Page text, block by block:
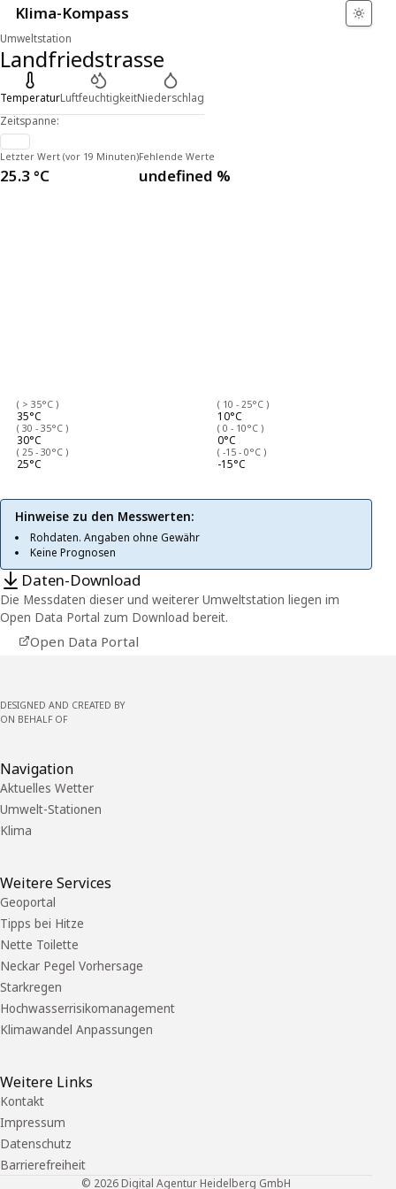
Klima-Kompass
Umweltstation
Landfriedstrasse
TemperaturLuftfeuchtigkeitNiederschlag
Zeitspanne:
Letzter Wert (vor 19 Minuten)
25.3 °C
Fehlende Werte
undefined %
( > 35°C )
35°C
( 30 - 35°C )
30°C
( 25 - 30°C )
25°C
( 10 - 25°C )
10°C
( 0 - 10°C )
0°C
( -15 - 0°C )
-15°C
Hinweise zu den Messwerten:
Rohdaten. Angaben ohne Gewähr
Keine Prognosen
Daten-Download
Die Messdaten dieser und weiterer Umweltstation liegen im
Open Data Portal zum Download bereit.
Open Data Portal
DESIGNED AND CREATED BY
ON BEHALF OF
Navigation
Aktuelles Wetter
Umwelt-Stationen
Klima
Weitere Services
Geoportal
Tipps bei Hitze
Nette Toilette
Neckar Pegel Vorhersage
Starkregen
Hochwasserrisikomanagement
Klimawandel Anpassungen
Weitere Links
Kontakt
Impressum
Datenschutz
Barrierefreiheit
© 2026 Digital Agentur Heidelberg GmbH